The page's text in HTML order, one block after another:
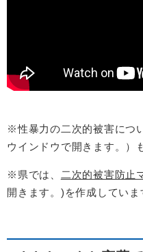
※性暴力の二次的被害につ
ウインドウで開きます。）
※県では、 二次的被害防止
開きます。)を作成していま